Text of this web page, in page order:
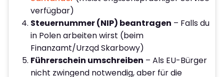
verfügbar)
Steuernummer (NIP) beantragen – Falls du
in Polen arbeiten wirst (beim
Finanzamt/Urząd Skarbowy)
Führerschein umschreiben – Als EU-Bürger
nicht zwingend notwendig, aber für die